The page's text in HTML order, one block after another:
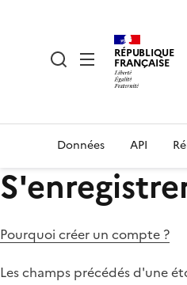
RÉPUBLIQUE
FRANÇAISE
Données API
Pourquoi créer un compte ?
Les champs précédés d'une